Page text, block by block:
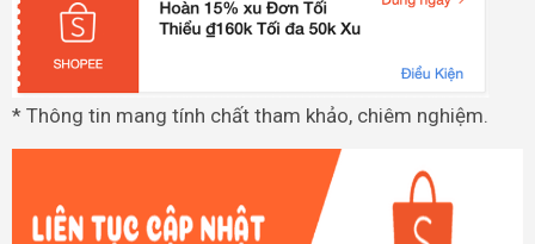
* Thông tin mang tính chất tham khảo, chiêm nghiệm.